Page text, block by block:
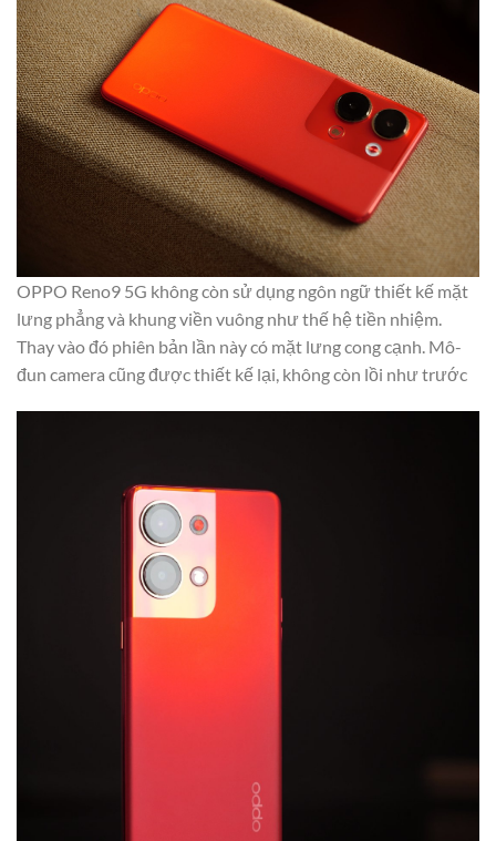
OPPO Reno9 5G không còn sử dụng ngôn ngữ thiết kế mặt
lưng phẳng và khung viền vuông như thế hệ tiền nhiệm.
Thay vào đó phiên bản lần này có mặt lưng cong cạnh. Mô-
đun camera cũng được thiết kế lại, không còn lồi như trước